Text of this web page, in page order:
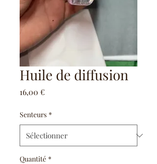
Huile de diffusion
16,00 €Prix
Senteurs *
Quantité *